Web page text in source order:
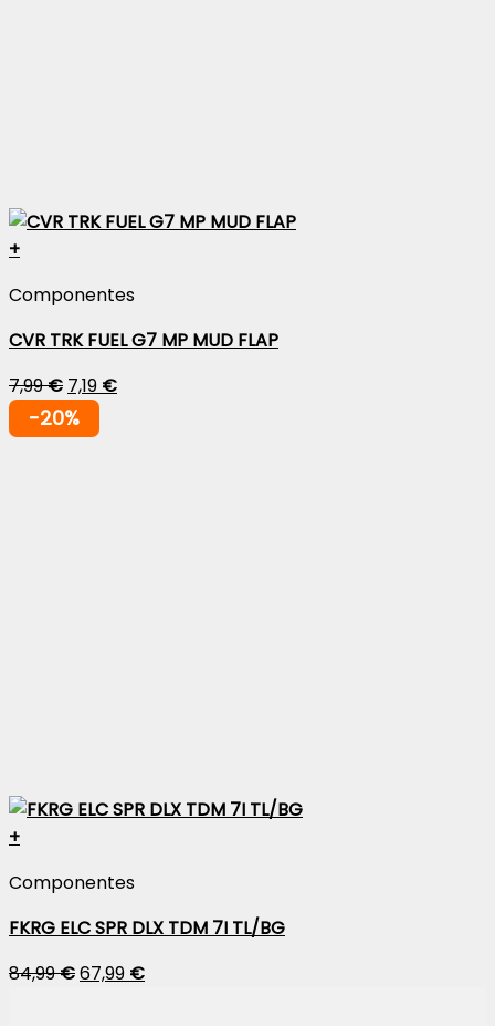
+
Componentes
CVR TRK FUEL G7 MP MUD FLAP
7,99€ 7,19 €
-20%
+
Componentes
FKRG ELC SPR DLX TDM 7I TL/BG
84,99€67,99 €